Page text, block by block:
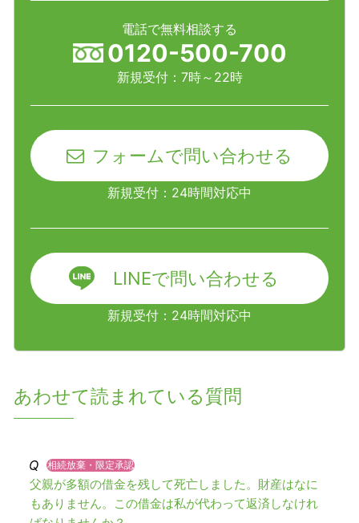
電話で無料相談する
0120-500-700
新規受付：7時～22時
フォームで問い合わせる
新規受付：24時間対応中
LINEで問い合わせる
新規受付：24時間対応中
あわせて読まれている質問
相続放棄・限定承認
父親が多額の借金を残して死亡しました。財産はなに
もありません。この借金は私が代わって返済しなけれ